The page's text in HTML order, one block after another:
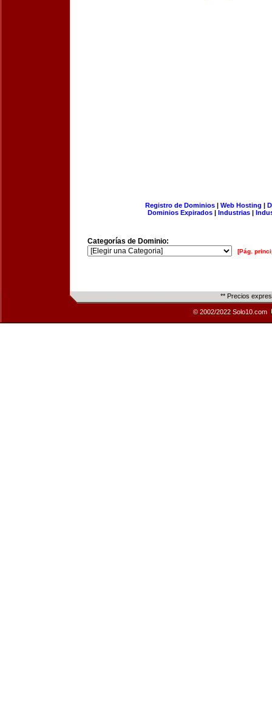
Registro de Dominios| Web Hosting |
Dominios Expirados | Industrias |
Categorías de Dominio:
[Pág.
** Precios
© 2002/2022 Solo10.com